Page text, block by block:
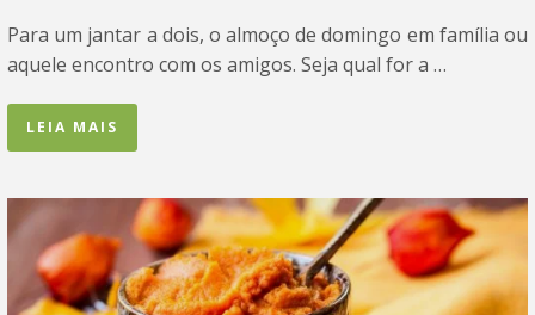
Para um jantar a dois, o almoço de domingo em família ou
aquele encontro com os amigos. Seja qual for a …
LEIA MAIS